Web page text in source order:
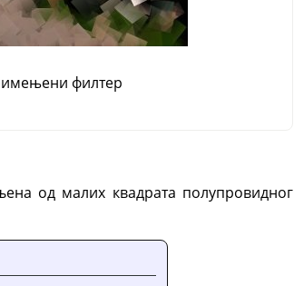
филтер
од малих квадрата полупровидног